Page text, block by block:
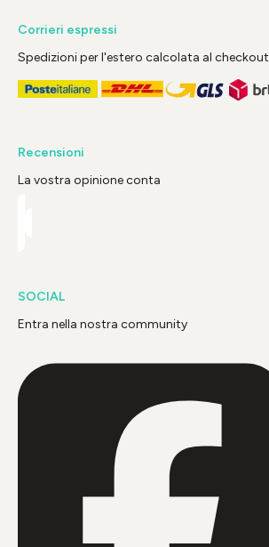
Corrieri espressi
Spedizioni per l'estero calcolata al checkout
Recensioni
La vostra opinione conta
SOCIAL
Entra nella nostra community